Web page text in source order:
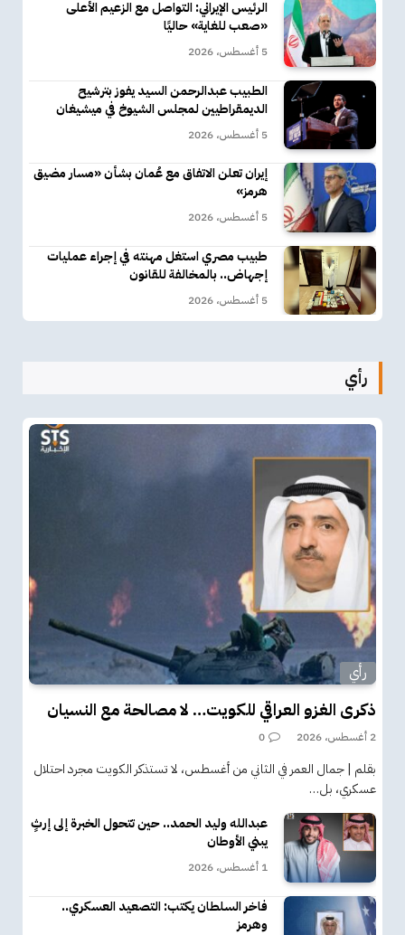
الرئيس الإيراني: التواصل مع الزعيم الأعلى
«صعب للغاية» حاليًا
5 أغسطس، 2026
الطبيب عبدالرحمن السيد يفوز بترشيح
الديمقراطيين لمجلس الشيوخ في ميشيغان
5 أغسطس، 2026
إيران تعلن الاتفاق مع عُمان بشأن «مسار مضيق
هرمز»
5 أغسطس، 2026
طبيب مصري استغل مهنته في إجراء عمليات
إجهاض.. بالمخالفة للقانون
5 أغسطس، 2026
رأي
رأي
ذكرى الغزو العراقي للكويت… لا مصالحة مع النسيان
2 أغسطس، 2026 0
بقلم | جمال العمر في الثاني من أغسطس، لا تستذكر الكويت مجرد احتلال
عسكري، بل…
عبدالله وليد الحمد.. حين تتحول الخبرة إلى إرثٍ
يبني الأوطان
1 أغسطس، 2026
فاخر السلطان يكتب: التصعيد العسكري..
وهرمز